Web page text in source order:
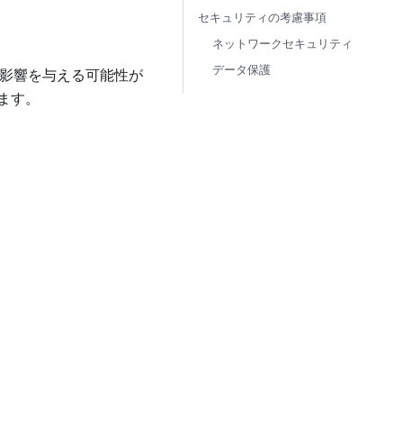
響を与える可能性が
。
セキュリティの考慮事項
ネットワークセキュリティ
データ保護